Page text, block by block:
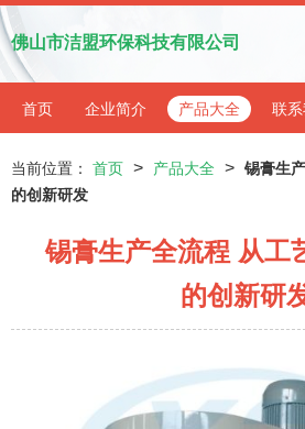
佛山市洁盟环保科技有限公司
首页 企业简介 产品大全 联
当前位置： 首页 > 产品大全 > 锡膏生
的创新研发
锡膏生产全流程 从工
的创新研